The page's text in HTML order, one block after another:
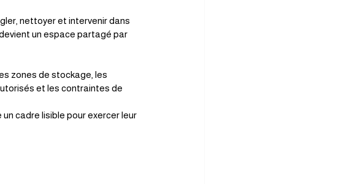
nettoyer et intervenir dans
un espace partagé par
zones de stockage, les
et les contraintes de
cadre lisible pour exercer leur